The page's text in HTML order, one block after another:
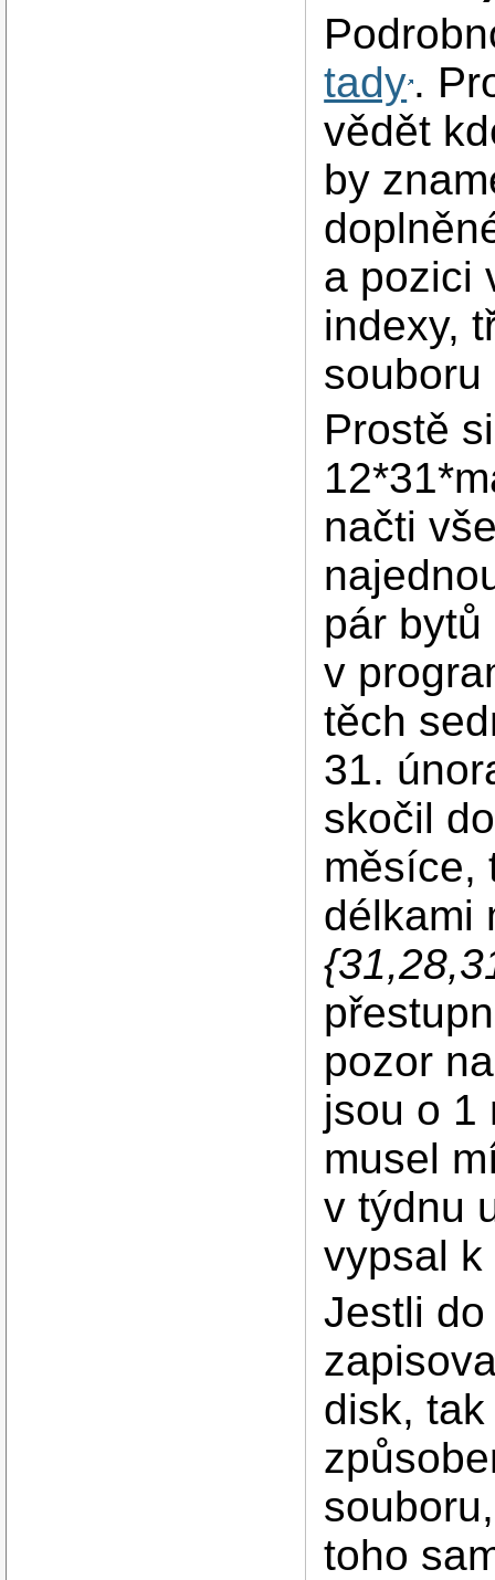
tady .
vědět
by
a pozici
indexy,
souboru
Prostě
načti
pár
v
těch
31.
skočil
měsíce,
délkami
pozor
jsou o 1
musel
v týdnu
vypsal k
Jestli
disk,
toho